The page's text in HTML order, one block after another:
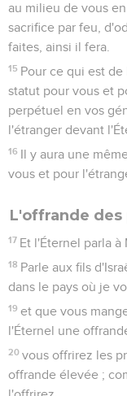
au milieu de vous
sacrifice par feu,
faites, ainsi il fera.
15 Pour ce qui est
statut pour vous et
perpétuel en vos
l'étranger devant
16 Il y aura une
vous et pour
L'offrande
17 Et l'Éternel parla à
18 Parle aux fils
dans le pays où je
19 et que vous
l'Éternel une
20 vous offrirez les
offrande élevée ;